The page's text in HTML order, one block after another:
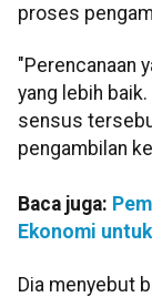
proses
"Perencanaan
yang lebih
sensus
pengambilan
Baca juga:
Ekonomi
Dia menyebut